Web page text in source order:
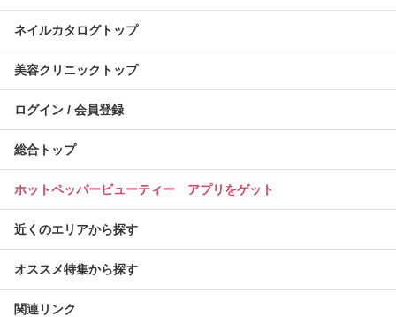
ネイルカタログトップ
美容クリニックトップ
ログイン / 会員登録
総合トップ
ホットペッパービューティー アプリをゲット
近くのエリアから探す
オススメ特集から探す
関連リンク